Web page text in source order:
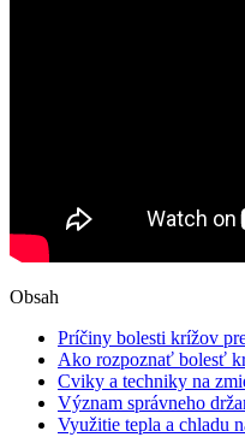
Obsah
Príčiny bolesti krížov
Ako rozpoznať bolesť
Cviky a techniky na
Význam správneho
Využitie tepla a chladu